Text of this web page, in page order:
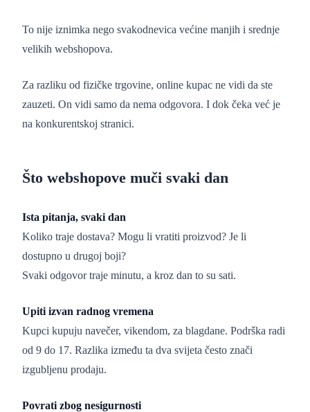
To nije iznimka nego svakodnevica većine manjih i srednje
velikih webshopova.
Za razliku od fizičke trgovine, online kupac ne vidi da ste
zauzeti. On vidi samo da nema odgovora. I dok čeka već je
na konkurentskoj stranici.
Što webshopove muči svaki dan
Ista pitanja, svaki dan
Koliko traje dostava? Mogu li vratiti proizvod? Je li
dostupno u drugoj boji?
Svaki odgovor traje minutu, a kroz dan to su sati.
Upiti izvan radnog vremena
Kupci kupuju navečer, vikendom, za blagdane. Podrška radi
od 9 do 17. Razlika između ta dva svijeta često znači
izgubljenu prodaju.
Povrati zbog nesigurnosti